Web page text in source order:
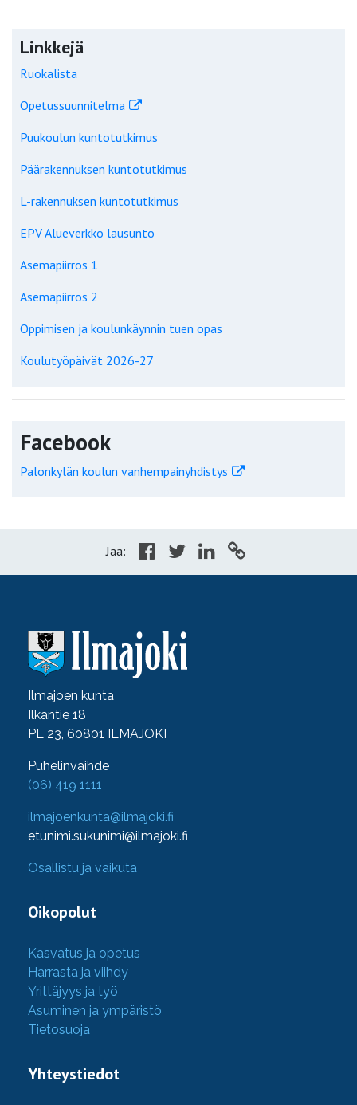
Linkkejä
Ruokalista
Opetussuunnitelma
Puukoulun kuntotutkimus
Päärakennuksen kuntotutkimus
L-rakennuksen kuntotutkimus
EPV Alueverkko lausunto
Asemapiirros 1
Asemapiirros 2
Oppimisen ja koulunkäynnin tuen opas
Koulutyöpäivät 2026-27
Facebook
Palonkylän koulun vanhempainyhdistys
Jaa:
Ilmajoen kunta
Ilkantie 18
PL 23, 60801 ILMAJOKI
Puhelinvaihde
(06) 419 1111
ilmajoenkunta@ilmajoki.fi
etunimi.sukunimi@ilmajoki.fi
Osallistu ja vaikuta
Oikopolut
Kasvatus ja opetus
Harrasta ja viihdy
Yrittäjyys ja työ
Asuminen ja ympäristö
Tietosuoja
Yhteystiedot